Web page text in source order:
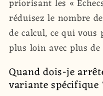
priorisant les «
réduisez le nombre
de calcul, ce qui
plus loin avec plus
Quand dois-je
variante spécifique